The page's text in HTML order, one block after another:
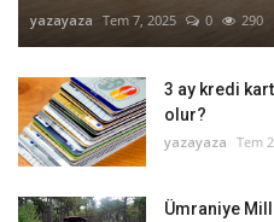
yazayaza Tem 7, 2025 0 290
3 ay kredi
olur?
yazayaza Tem
Ümraniye